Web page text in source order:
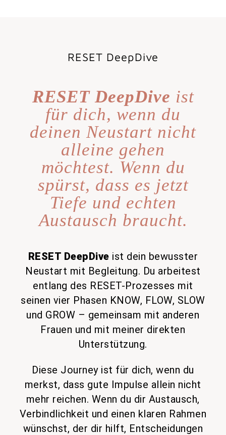
RESET DeepDive
RESET DeepDive ist
für dich, wenn du
deinen Neustart nicht
alleine gehen
möchtest. Wenn du
spürst, dass es jetzt
Tiefe und echten
Austausch braucht.
RESET DeepDive ist dein bewusster
Neustart mit Begleitung. Du arbeitest
entlang des RESET-Prozesses mit
seinen vier Phasen KNOW, FLOW, SLOW
und GROW – gemeinsam mit anderen
Frauen und mit meiner direkten
Unterstützung.
Diese Journey ist für dich, wenn du
merkst, dass gute Impulse allein nicht
mehr reichen. Wenn du dir Austausch,
Verbindlichkeit und einen klaren Rahmen
wünschst, der dir hilft, Entscheidungen